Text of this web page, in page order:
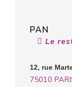
PAN
Le
12, rue
75010